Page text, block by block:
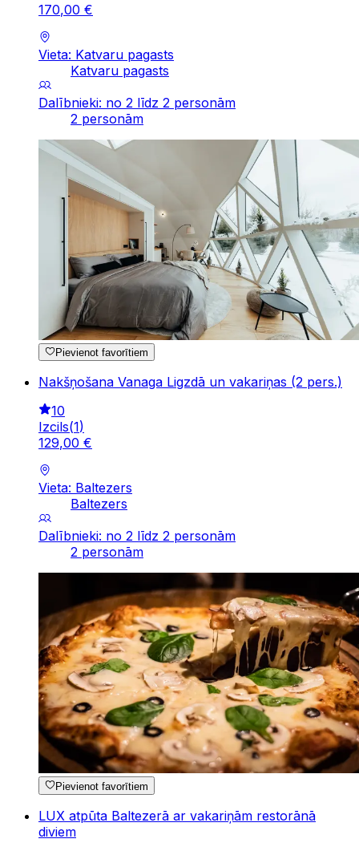
170,00 €
Vieta: Katvaru pagasts
Katvaru pagasts
Dalībnieki: no 2 līdz 2 personām
2 personām
Pievienot favorītiem
Nakšņošana Vanaga Ligzdā un vakariņas (2 pers.)
10
Izcils(1)
129,00 €
Vieta: Baltezers
Baltezers
Dalībnieki: no 2 līdz 2 personām
2 personām
Pievienot favorītiem
LUX atpūta Baltezerā ar vakariņām restorānā
diviem